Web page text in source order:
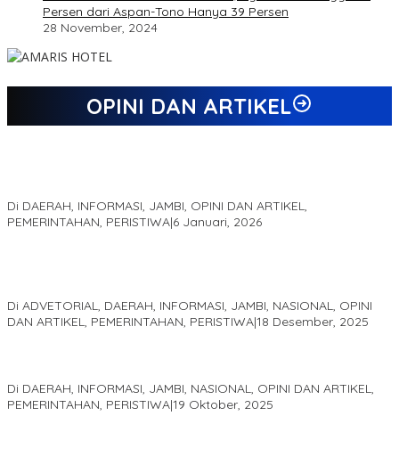
Persen dari Aspan-Tono Hanya 39 Persen
28 November, 2024
OPINI DAN ARTIKEL
Di DAERAH, INFORMASI, JAMBI, OPINI DAN ARTIKEL,
PEMERINTAHAN, PERISTIWA|6 Januari, 2026
Di ADVETORIAL, DAERAH, INFORMASI, JAMBI, NASIONAL, OPINI
DAN ARTIKEL, PEMERINTAHAN, PERISTIWA|18 Desember, 2025
Di DAERAH, INFORMASI, JAMBI, NASIONAL, OPINI DAN ARTIKEL,
PEMERINTAHAN, PERISTIWA|19 Oktober, 2025